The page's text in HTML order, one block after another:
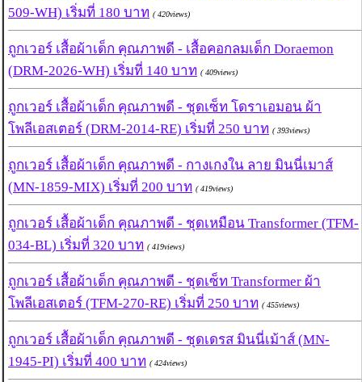
509-WH) เริ่มที่ 180 บาท ( 420views)
ถูกเวอร์ เสื้อผ้าเด็ก คุณภาพดี - เสื้อคอกลมเด็ก Doraemon
(DRM-2026-WH) เริ่มที่ 140 บาท ( 409views)
ถูกเวอร์ เสื้อผ้าเด็ก คุณภาพดี - ชุดเซ็ท โดราเอมอน ผ้า
โพลีเอสเตอร์ (DRM-2014-RE) เริ่มที่ 250 บาท ( 393views)
ถูกเวอร์ เสื้อผ้าเด็ก คุณภาพดี - กางเกงใน ลาย มินนี่เมาส์
(MN-1859-MIX) เริ่มที่ 200 บาท ( 419views)
ถูกเวอร์ เสื้อผ้าเด็ก คุณภาพดี - ชุดเหมือน Transformer (TFM-
034-BL) เริ่มที่ 320 บาท ( 419views)
ถูกเวอร์ เสื้อผ้าเด็ก คุณภาพดี - ชุดเซ็ท Transformer ผ้า
โพลีเอสเตอร์ (TFM-270-RE) เริ่มที่ 250 บาท ( 455views)
ถูกเวอร์ เสื้อผ้าเด็ก คุณภาพดี - ชุดเดรส มินนี่เม้าส์ (MN-
1945-PI) เริ่มที่ 400 บาท ( 424views)